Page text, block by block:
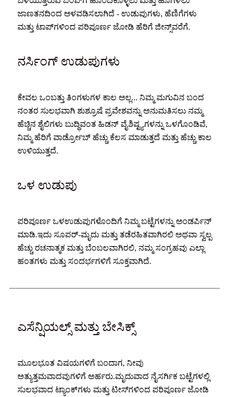
ಜಾಣತನದಿಂದ ಅಳವಡಿಸಲಾಗಿದೆ - ಉಡುಪುಗಳು, ಹೆಣಿಗೆಗಳು
ಮತ್ತು ಟಾಪ್‌ಗಳಿಂದ ಪರಿಪೂರ್ಣ ಜೋಡಿ ಹೆರಿಗೆ ಜೀನ್ಸ್‌ವರೆಗೆ.
ನರ್ಸಿಂಗ್ ಉಡುಪುಗಳು
ಕೇವಲ ಒಂಬತ್ತು ತಿಂಗಳುಗಳ ಕಾಲ ಅಲ್ಲ... ನಿಮ್ಮ ಮಗುವಿನ ಬಂದ
ನಂತರ ಸುಲಭವಾಗಿ ಶುಶ್ರೂಷೆ ಪ್ರವೇಶವನ್ನು ಅನುಮತಿಸಲು ನಮ್ಮ
ಹೆಚ್ಚಿನ ಶೈಲಿಗಳು ಬುದ್ಧಿವಂತ ಹಿಡನ್ ವೈಶಿಷ್ಟ್ಯಗಳನ್ನು ಒಳಗೊಂಡಿವೆ,
ನಿಮ್ಮ ಹೆರಿಗೆ ವಾರ್ಡ್ರೋಬ್ ಹೆಚ್ಚು ಕೆಲಸ ಮಾಡುತ್ತದೆ ಮತ್ತು ಹೆಚ್ಚು ಕಾಲ
ಉಳಿಯುತ್ತದೆ.
ಒಳ ಉಡುಪು
ಪರಿಪೂರ್ಣ ಒಳಉಡುಪುಗಳೊಂದಿಗೆ ನಿಮ್ಮ ಬಟ್ಟೆಗಳನ್ನು ಅಂಡರ್ಪಿನ್
ಮಾಡಿ.ಇದು ಸೂಪರ್-ಮೃದು ಮತ್ತು ತಡೆರಹಿತವಾಗಿರಲಿ ಅಥವಾ ಸ್ವಲ್ಪ
ಹೆಚ್ಚು ರಚನಾತ್ಮಕ ಮತ್ತು ಬೆಂಬಲವಾಗಿರಲಿ, ನಮ್ಮ ಸಂಗ್ರಹವು ಎಲ್ಲಾ
ಹಂತಗಳು ಮತ್ತು ಸಂದರ್ಭಗಳಿಗೆ ಸೂಕ್ತವಾಗಿದೆ.
ಎಸೆನ್ಷಿಯಲ್ಸ್ ಮತ್ತು ಬೇಸಿಕ್ಸ್
ಮೂಲಭೂತ ವಿಷಯಗಳಿಗೆ ಬಂದಾಗ, ನೀವು
ಅತ್ಯುತ್ತಮವಾದವುಗಳಿಗೆ ಅರ್ಹರು.ಮೃದುವಾದ ನೈಸರ್ಗಿಕ ಬಟ್ಟೆಗಳಲ್ಲಿ
ಸುಲಭವಾದ ಟ್ಯಾಂಕ್‌ಗಳು ಮತ್ತು ಟೀಸ್‌ಗಳಿಂದ ಪರಿಪೂರ್ಣ ಜೋಡಿ